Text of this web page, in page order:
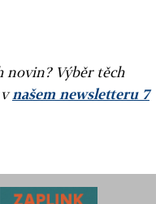
novin? Výběr těch
vnašem newsletteru 7